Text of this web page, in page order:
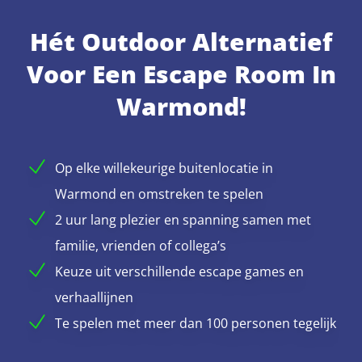
Hét Outdoor Alternatief
Voor Een Escape Room In
Warmond!
Op elke willekeurige buitenlocatie in
Warmond en omstreken te spelen
2 uur lang plezier en spanning samen met
familie, vrienden of collega’s
Keuze uit verschillende escape games en
verhaallijnen
Te spelen met meer dan 100 personen tegelijk